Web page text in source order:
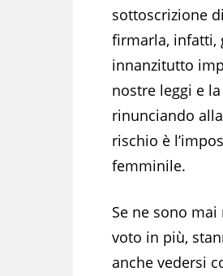
sottoscrizione
firmarla, infatti,
innanzitutto
nostre leggi e
rinunciando
rischio è
femminile.
Se ne sono
voto in più,
anche vedersi